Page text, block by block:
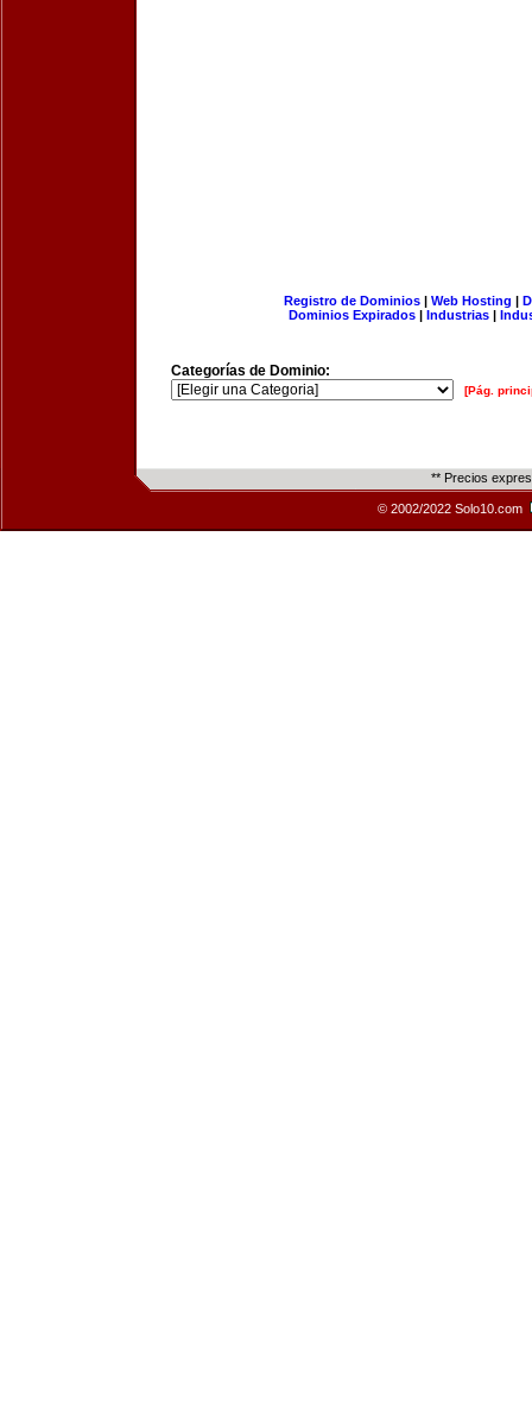
Registro de Dominios| Web Hosting |
Dominios Expirados | Industrias |
Categorías de Dominio:
[Pág.
** Precios
© 2002/2022 Solo10.com